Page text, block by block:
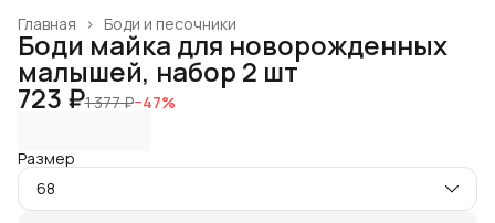
Боди и песочники
Главная ›
Боди майка для новорожденных
малышей, набор 2 шт
723 ₽1 377 ₽−47%
Размер
68